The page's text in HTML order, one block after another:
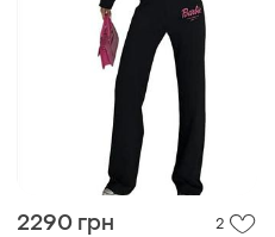
2290 грн 2